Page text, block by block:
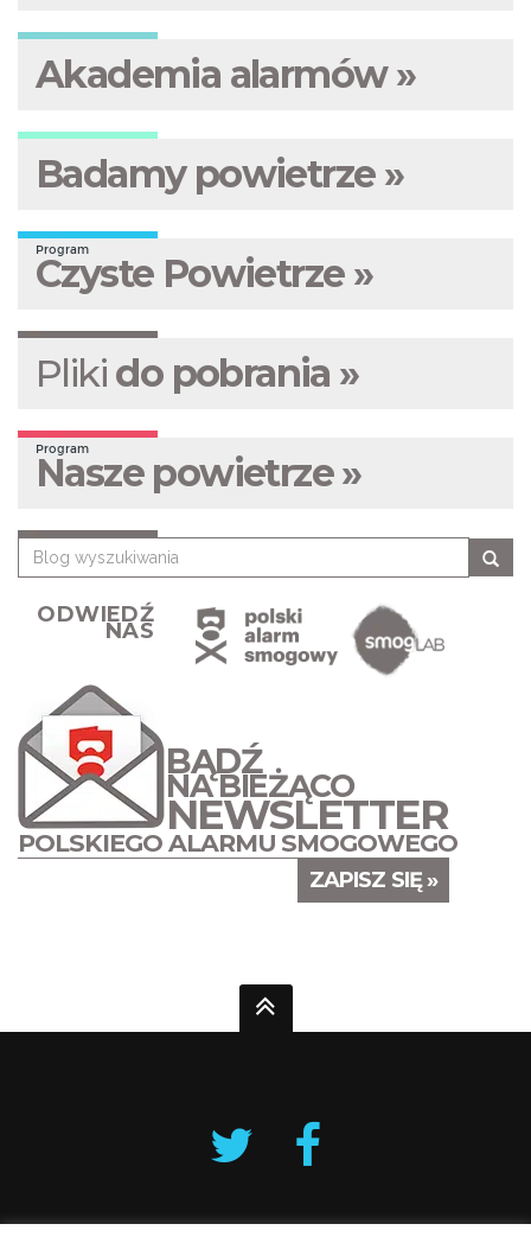
Akademia alarmów »
Badamy powietrze »
Program
Czyste Powietrze »
Pliki do pobrania »
Program
Nasze powietrze »
ODWIEDŹ
NAS
BĄDŹ
NA BIEŻĄCO
NEWSLETTER
POLSKIEGO ALARMU SMOGOWEGO
ZAPISZ SIĘ »